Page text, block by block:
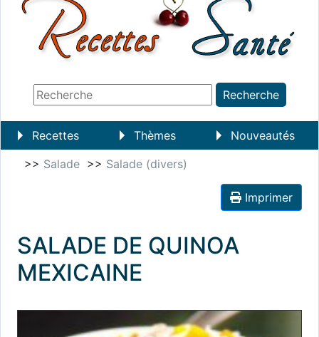
Recettes Thèmes
Nouveautés
>> Salade >> Salade (divers)
Imprimer
SALADE DE QUINOA
MEXICAINE